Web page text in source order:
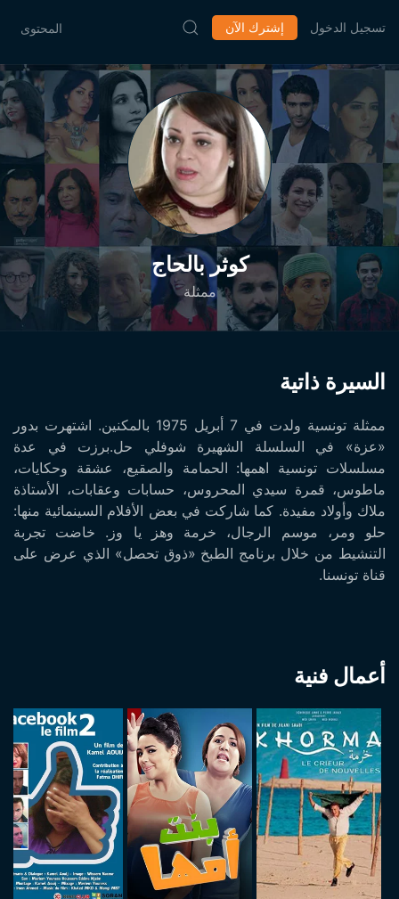
المحتوى إشترك الآن تسجيل الدخول
كوثر بالحاج
ممثلة
السيرة ذاتية
ممثلة تونسية ولدت في 7 أبريل 1975 بالمكنين. اشتهرت بدور
«عزة» في السلسلة الشهيرة شوفلي حل.برزت في عدة
مسلسلات تونسية اهمها: الحمامة والصقيع، عشقة وحكايات،
ماطوس، قمرة سيدي المحروس، حسابات وعقابات، الأستاذة
ملاك وأولاد مفيدة. كما شاركت في بعض الأفلام السينمائية منها:
حلو ومر، موسم الرجال، خرمة وهز يا وز. خاضت تجربة
التنشيط من خلال برنامج الطبخ «ذوق تحصل» الذي عرض على
قناة تونسنا.
أعمال فنية